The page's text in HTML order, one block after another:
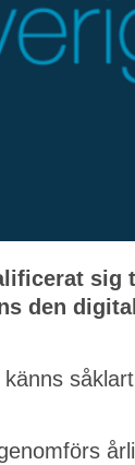
den